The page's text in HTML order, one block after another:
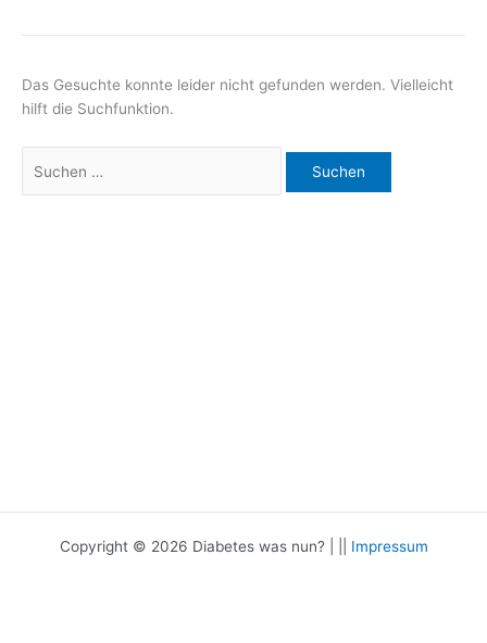
Das Gesuchte konnte leider nicht gefunden werden. Vielleicht
hilft die Suchfunktion.
nach:
Copyright © 2026 Diabetes was nun? | || Impressum